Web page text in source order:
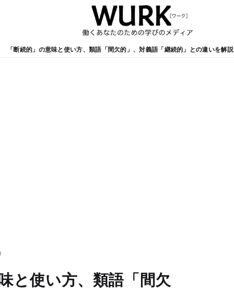
「断続的」の意味と使い方、類語「間欠的」、対義語「継続的」との違いを解説
と使い方、類語「間欠